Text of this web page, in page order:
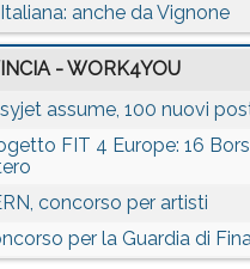
anche da Vignone
- WORK4YOU
assume, 100 nuovi
FIT 4 Europe: 16
concorso per artisti
per la Guardia di